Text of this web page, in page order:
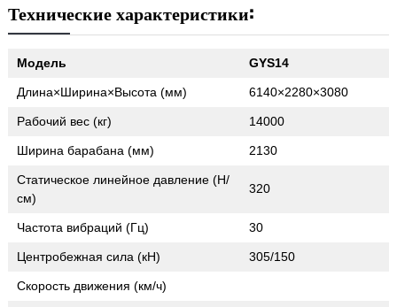
Технические характеристики:
Модель GYS14
Длина×Ширина×Высота (мм) 6140×2280×3080
Рабочий вес (кг) 14000
Ширина барабана (мм) 2130
Статическое линейное давление (Н/
см)
320
Частота вибраций (Гц) 30
Центробежная сила (кН) 305/150
Скорость движения (км/ч)